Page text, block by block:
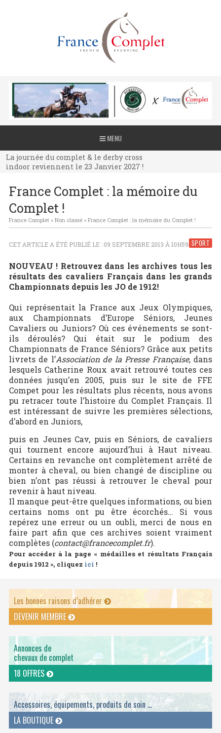
MENU
La journée du complet & le derby cross
indoor reviennent le 23 Janvier 2027 !
La journée du complet & le derby cross
indoor reviennent le 23 Janvier 2027 !
indoor reviennent le 23 Janvier 2027 !
France Complet : la mémoire du
Complet !
France Complet» Non classé» France Complet : la mémoire du Complet !
SPORT
CET ARTICLE A ÉTÉ PUBLIÉ LE : 09 SEPTEMBRE 2013 À 10H59
NOUVEAU ! Retrouvez dans les archives tous les
résultats des cavaliers Français dans les grands
Championnats depuis les JO de 1912!
Qui représentait la France aux Jeux Olympiques,
aux Championnats d’Europe Séniors, Jeunes
Cavaliers ou Juniors? Où ces événements se sont-
ils déroulés? Qui était sur le podium des
Championnats de France Séniors? Grâce aux petits
livrets de l’Association de la Presse Française, dans
lesquels Catherine Roux avait retrouvé toutes ces
données jusqu’en 2005, puis sur le site de FFE
Compet pour les résultats plus récents, nous avons
pu retracer toute l’histoire du Complet Français. Il
est intéressant de suivre les premières sélections,
d’abord en Juniors,
puis en Jeunes Cav, puis en Séniors, de cavaliers
qui tournent encore aujourd’hui à Haut niveau.
Certains en revanche ont complètement arrêté de
monter à cheval, ou bien changé de discipline ou
bien n’ont pas réussi à retrouver le cheval pour
revenir à haut niveau.
Il manque peut-être quelques informations, ou bien
certains noms ont pu être écorchés… Si vous
repérez une erreur ou un oubli, merci de nous en
faire part afin que ces archives soient vraiment
complètes (contact@francecomplet.fr).
Pour accéder à la page « médailles et résultats Français
depuis 1912 », cliquez ici !
Les bonnes raisons d’adhérer
DEVENIR MEMBRE
Annonces de
chevaux de complet
18 OFFRES
Accessoires, équipements, produits de soin ...
LA BOUTIQUE